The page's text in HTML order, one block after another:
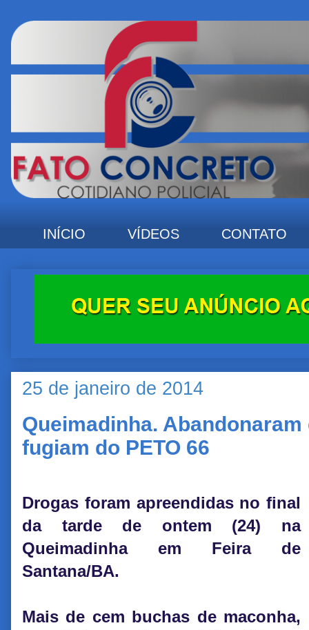
INÍCIO VÍDEOS CONTATO
25 de janeiro de 2014
Queimadinha.
fugiam do PETO 66
Drogas foram apreendidas no final
da tarde de ontem (24) na
Queimadinha em Feira de
Santana/BA.
Mais de cem buchas de maconha,